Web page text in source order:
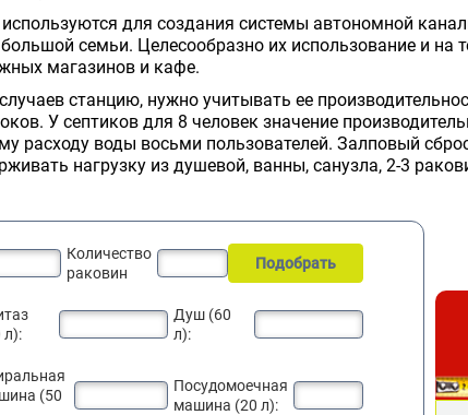
для создания системы автономной
семьи. Целесообразно их использование и на
магазинов и кафе.
станцию, нужно учитывать ее
У септиков для 8 человек значение
расходу воды восьми пользователей. Залповый
нагрузку из душевой, ванны, санузла, 2-3
Количество
раковин
Подобрать
л):
Душ (60
л):
(50
Посудомоечная
машина (20 л):